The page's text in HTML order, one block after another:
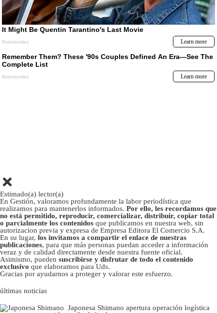
Estimado(a) lector(a)
En Gestión, valoramos profundamente la labor periodística que
realizamos para mantenerlos informados. Por ello, les recordamos que
no está permitido, reproducir, comercializar, distribuir, copiar total
o parcialmente los contenidos que publicamos en nuestra web, sin
autorizacion previa y expresa de Empresa Editora El Comercio S.A.
En su lugar, los invitamos a compartir el enlace de nuestras
publicaciones, para que más personas puedan acceder a información
veraz y de calidad directamente desde nuestra fuente oficial.
Asimismo, pueden suscribirse y disfrutar de todo el contenido
exclusivo que elaboramos para Uds.
Gracias por ayudarnos a proteger y valorar este esfuerzo.
últimas noticias
Japonesa Shimano apertura operación logística